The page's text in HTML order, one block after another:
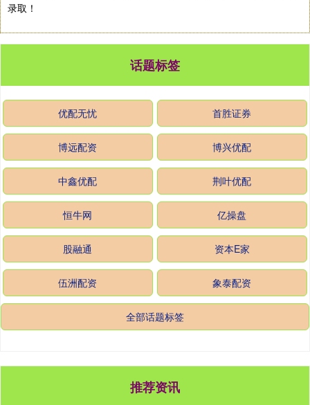
录取！
话题标签
优配无忧 首胜证券
博远配资 博兴优配
中鑫优配 荆叶优配
恒牛网 亿操盘
股融通 资本E家
伍洲配资 象泰配资
全部话题标签
推荐资讯